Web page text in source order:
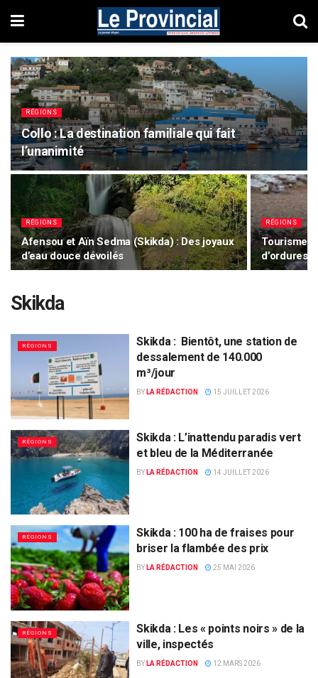
RÉGIONS
Collo : La destination familiale qui fait
l’unanimité
RÉGIONS
Afensou et Aïn Sedma (Skikda) : Des joyaux
d’eau douce dévoilés
RÉGIONS
Tourisme
d’ordures
Skikda
RÉGIONS
Skikda : Bientôt, une station de
dessalement de 140.000
m³/jour
BY LA RÉDACTION 15 JUILLET 2026
RÉGIONS
Skikda : L’inattendu paradis vert
et bleu de la Méditerranée
BY LA RÉDACTION 14 JUILLET 2026
RÉGIONS
Skikda : 100 ha de fraises pour
briser la flambée des prix
BY LA RÉDACTION 25 MAI 2026
RÉGIONS
Skikda : Les « points noirs » de la
ville, inspectés
BY LA RÉDACTION 12 MARS 2026